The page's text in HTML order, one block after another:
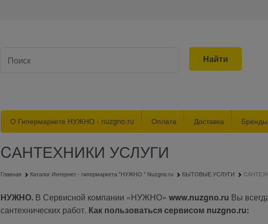
Найти
О Гипермаркете НУЖНО - nuzgno.ru Оплата Доставка Бренды
CАНТЕХНИКИ УСЛУГИ
Главная Каталог Интернет - гипермаркета "НУЖНО " Nuzgno.ru БЫТОВЫЕ УСЛУГИ
НУЖНО. В Сервисной компании «НУЖНО» www.nuzgno.ru Вы
сантехнических работ. Как пользоваться сервисом nuzgno.ru: